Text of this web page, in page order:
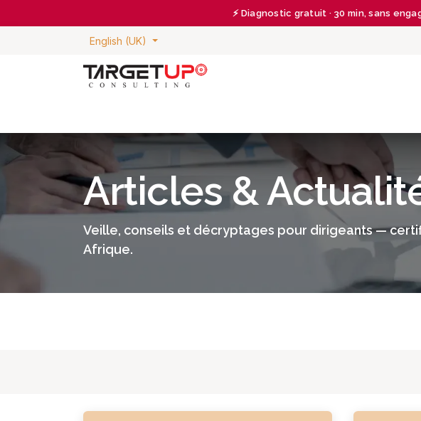
⚡ Diagnostic gratuit · 30 min, sans
English (UK)
Articles &
Veille, conseils et décryptages pour dirigeants —
Afrique.